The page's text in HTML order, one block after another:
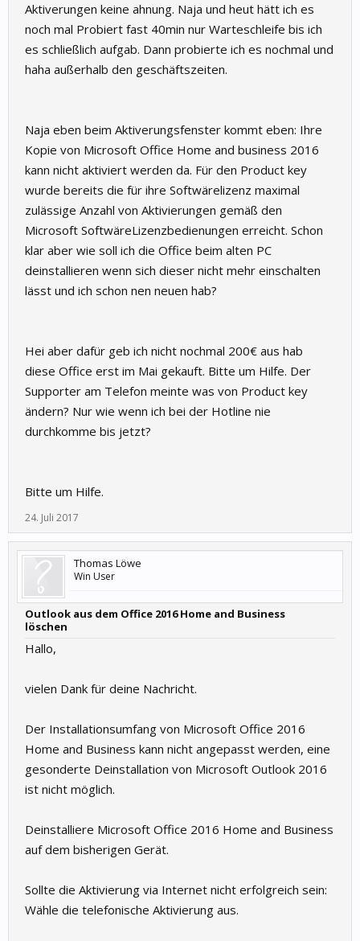
Aktiverungen keine ahnung. Naja und heut hätt ich es
noch mal Probiert fast 40min nur Warteschleife bis ich
es schließlich aufgab. Dann probierte ich es nochmal und
haha außerhalb den geschäftszeiten.
Naja eben beim Aktiverungsfenster kommt eben: Ihre
Kopie von Microsoft Office Home and business 2016
kann nicht aktiviert werden da. Für den Product key
wurde bereits die für ihre Softwärelizenz maximal
zulässige Anzahl von Aktivierungen gemäß den
Microsoft SoftwäreLizenzbedienungen erreicht. Schon
klar aber wie soll ich die Office beim alten PC
deinstallieren wenn sich dieser nicht mehr einschalten
lässt und ich schon nen neuen hab?
Hei aber dafür geb ich nicht nochmal 200€ aus hab
diese Office erst im Mai gekauft. Bitte um Hilfe. Der
Supporter am Telefon meinte was von Product key
ändern? Nur wie wenn ich bei der Hotline nie
durchkomme bis jetzt?
Bitte um Hilfe.
24. Juli 2017
Thomas Löwe
Win User
Outlook aus dem Office 2016 Home and Business
löschen
Hallo,
vielen Dank für deine Nachricht.
Der Installationsumfang von Microsoft Office 2016
Home and Business kann nicht angepasst werden, eine
gesonderte Deinstallation von Microsoft Outlook 2016
ist nicht möglich.
Deinstalliere Microsoft Office 2016 Home and Business
auf dem bisherigen Gerät.
Sollte die Aktivierung via Internet nicht erfolgreich sein:
Wähle die telefonische Aktivierung aus.